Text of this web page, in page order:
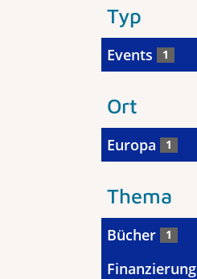
Typ
Events 1
Ort
Europa 1
Thema
Bücher 1
Finanzierung